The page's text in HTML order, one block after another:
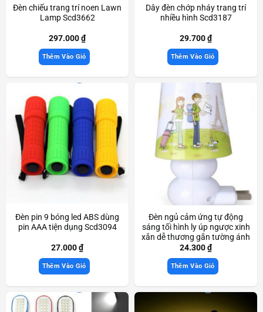
Đèn chiếu trang trí noen Lawn
Lamp Scd3662
297.000₫
Thêm Vào Giỏ
Dây đèn chớp nháy trang trí
nhiều hình Scd3187
29.700₫
Thêm Vào Giỏ
Đèn pin 9 bóng led ABS dùng
pin AAA tiện dụng Scd3094
27.000₫
Thêm Vào Giỏ
Đèn ngủ cảm ứng tự động
sáng tối hình ly úp ngược xinh
xắn dễ thương gắn tường ánh
sáng dịu nhẹ Scd3336
24.300₫
Thêm Vào Giỏ